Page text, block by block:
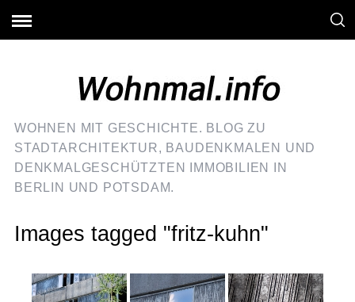
WOHNEN MIT GESCHICHTE. BLOG ZU
STADTARCHITEKTUR, BAUDENKMALEN UND
DENKMALGESCHÜTZTEN IMMOBILIEN IN
BERLIN UND POTSDAM.
Images tagged "fritz-kuhn"